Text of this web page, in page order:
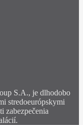
S.A., je dlhodobo
stredoeurópskymi
zabezpečenia